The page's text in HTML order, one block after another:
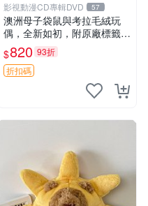
影視動漫CD專輯DVD 57
澳洲母子袋鼠與考拉毛絨玩
偶，全新如初，附原廠標籤，
手感極軟，適合贈送親朋好
友。袋鼠與考拉正版，精緻尺
寸，適合作為收藏或家飾擺
設，增添暖意。 母子、袋
$820 93折
折扣碼